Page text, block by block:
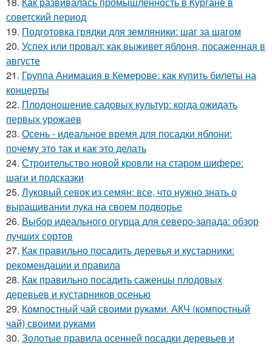
советский период
19. Подготовка грядки для земляники: шаг за шагом
20. Успех или провал: как выживет яблоня, посаженная в
августе
21. Группа Анимация в Кемерове: как купить билеты на
концерты
22. Плодоношение садовых культур: когда ожидать
первых урожаев
23. Осень - идеальное время для посадки яблони:
почему это так и как это делать
24. Строительство новой кровли на старом шифере:
шаги и подсказки
25. Луковый севок из семян: все, что нужно знать о
выращивании лука на своем подворье
26. Выбор идеального огурца для северо-запада: обзор
лучших сортов
27. Как правильно посадить деревья и кустарники:
рекомендации и правила
28. Как правильно посадить саженцы плодовых
деревьев и кустарников осенью
29. Компостный чай своими руками. АКЧ (компостный
чай) своими руками
30. Золотые правила осенней посадки деревьев и